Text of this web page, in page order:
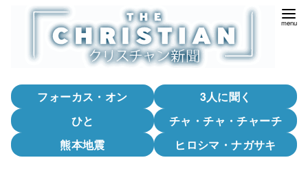
フォーカス・オン
3人に聞く
ひと
チャ・チャ・チャーチ
熊本地震
ヒロシマ・ナガサキ